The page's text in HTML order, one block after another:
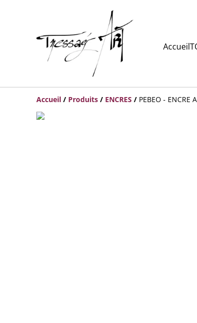
Accueil
Accueil / Produits / ENCRES / PEBEO - ENCRE